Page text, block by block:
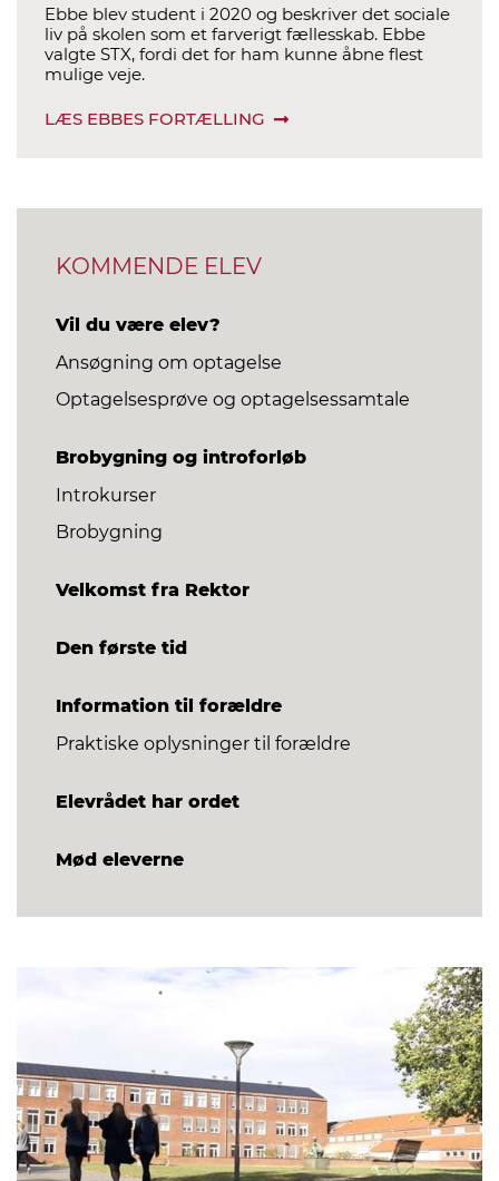
Ebbe blev student i 2020 og beskriver det sociale
liv på skolen som et farverigt fællesskab. Ebbe
valgte STX, fordi det for ham kunne åbne flest
mulige veje.
LÆS EBBES FORTÆLLING
KOMMENDE ELEV
Vil du være elev?
Ansøgning om optagelse
Optagelsesprøve og optagelsessamtale
Brobygning og introforløb
Introkurser
Brobygning
Velkomst fra Rektor
Den første tid
Information til forældre
Praktiske oplysninger til forældre
Elevrådet har ordet
Mød eleverne